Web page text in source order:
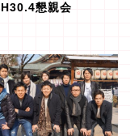
H30.4懇親会